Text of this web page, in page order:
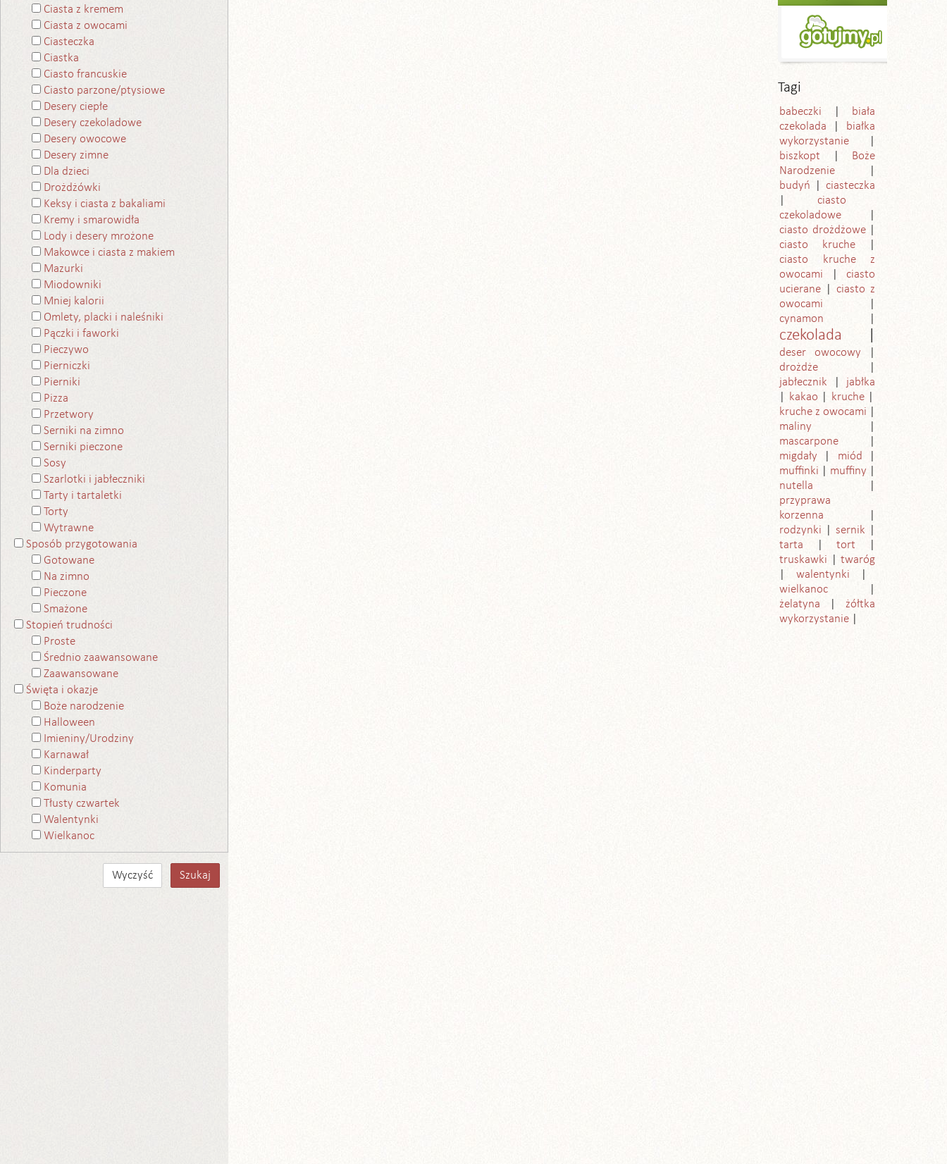
Ciasta z kremem
Ciasta z owocami
Ciasteczka
Ciastka
Ciasto francuskie
Ciasto parzone/ptysiowe
Desery ciepłe
Desery czekoladowe
Desery owocowe
Desery zimne
Dla dzieci
Drożdżówki
Keksy i ciasta z bakaliami
Kremy i smarowidła
Lody i desery mrożone
Makowce i ciasta z makiem
Mazurki
Miodowniki
Mniej kalorii
Omlety, placki i naleśniki
Pączki i faworki
Pieczywo
Pierniczki
Pierniki
Pizza
Przetwory
Serniki na zimno
Serniki pieczone
Sosy
Szarlotki i jabłeczniki
Tarty i tartaletki
Torty
Wytrawne
Sposób przygotowania
Gotowane
Na zimno
Pieczone
Smażone
Stopień trudności
Proste
Średnio zaawansowane
Zaawansowane
Święta i okazje
Boże narodzenie
Halloween
Imieniny/Urodziny
Karnawał
Kinderparty
Komunia
Tłusty czwartek
Walentynki
Wielkanoc
Tagi
babeczki
biała
czekolada
białka
wykorzystanie
biszkopt
Boże
Narodzenie
budyń
ciasteczka
ciasto
czekoladowe
ciasto drożdżowe
ciasto kruche
ciasto kruche z
owocami
ciasto
ucierane
ciasto z
owocami
cynamon
czekolada
deser owocowy
drożdże
jabłecznik
jabłka
kakao
kruche
kruche z owocami
maliny
mascarpone
migdały
miód
muffinki
muffiny
nutella
przyprawa
korzenna
rodzynki
sernik
tarta
tort
truskawki
twaróg
walentynki
wielkanoc
żelatyna
żółtka
wykorzystanie